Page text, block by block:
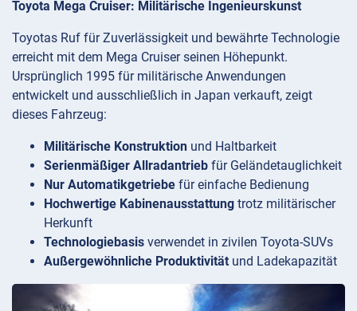
Toyota Mega Cruiser: Militärische Ingenieurskunst
Toyotas Ruf für Zuverlässigkeit und bewährte Technologie
erreicht mit dem Mega Cruiser seinen Höhepunkt.
Ursprünglich 1995 für militärische Anwendungen
entwickelt und ausschließlich in Japan verkauft, zeigt
dieses Fahrzeug:
Militärische Konstruktion und Haltbarkeit
Serienmäßiger Allradantrieb für Geländetauglichkeit
Nur Automatikgetriebe für einfache Bedienung
Hochwertige Kabinenausstattung trotz militärischer
Herkunft
Technologiebasis verwendet in zivilen Toyota-SUVs
Außergewöhnliche Produktivität und Ladekapazität